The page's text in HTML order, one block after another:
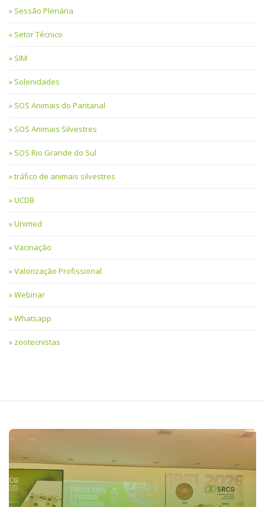
Sessão Plenária
Setor Técnico
SIM
Solenidades
SOS Animais do Pantanal
SOS Animais Silvestres
SOS Rio Grande do Sul
tráfico de animais silvestres
UCDB
Unimed
Vacinação
Valorização Profissional
Webinar
Whatsapp
zootecnistas